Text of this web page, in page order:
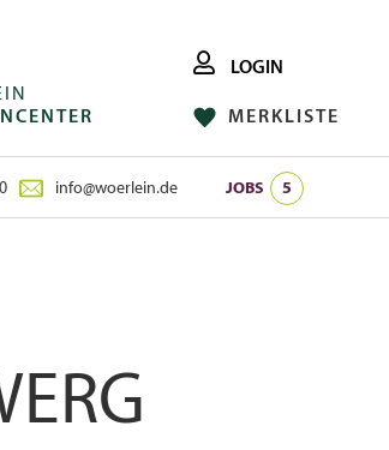
LOGIN
MERKLISTE
info@woerlein.de JOBS 5
INSTAGRAM FACEBOOK